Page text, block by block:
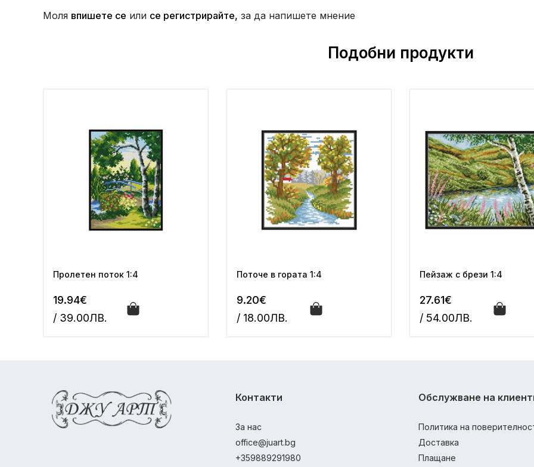
Моля впишете се или се регистрирайте, за да напишете мнение
Подобни продукти
Пролетен поток 1:4
19.94€
/ 39.00ЛВ.
Поточе в гората 1:4
9.20€
/ 18.00ЛВ.
Пейзаж с брези 1:4
27.61€
/ 54.00ЛВ.
Контакти
За нас
office@juart.bg
+359889291980
Обслужване на
Политика на
Доставка
Плащане